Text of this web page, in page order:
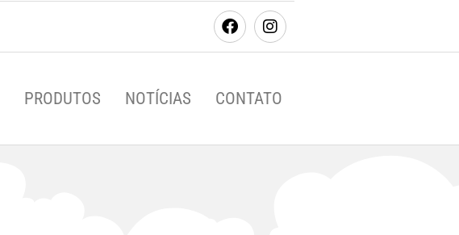
PRODUTOS NOTÍCIAS CONTATO